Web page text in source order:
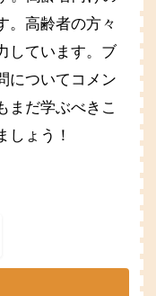
。高齢者の方々
しています。ブ
についてコメン
まだ学ぶべきこ
しょう！